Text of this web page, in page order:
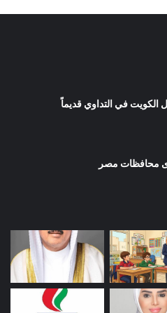
الكويت في التداوي قديماً
محافظات مصر